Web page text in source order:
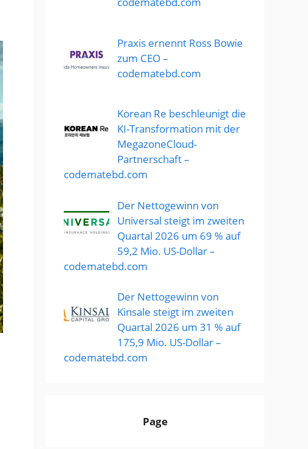
Praxis ernennt Ross Bowie
zum CEO –
codematebd.com
Korean Re beschleunigt die
KI-Transformation mit der
MegazoneCloud-
Partnerschaft –
codematebd.com
Der Nettogewinn von
Universal steigt im zweiten
Quartal 2026 um 69 % auf
59,2 Mio. US-Dollar –
codematebd.com
Der Nettogewinn von
Kinsale steigt im zweiten
Quartal 2026 um 31 % auf
175,9 Mio. US-Dollar –
codematebd.com
Page